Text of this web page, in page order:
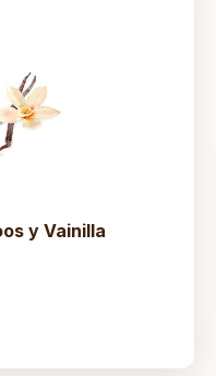
y Vainilla